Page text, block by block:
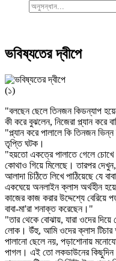
ভবিষ্যতের দ্বীপে
(১)
"বলছেন ছেলে তিনজন কিডন্যাপ
কী করে বুঝলেন, নিজেরা প্ল্যান করে
"প্ল্যান করে পালালে কি তিনজন ভিন্ন
তৃপ্তি ঘটক।
"হয়তো একত্রে পালাতে গেলে চোখে
কোথাও গিয়ে মিলেছে। তারপর
আলাদা চিঠিতে লিখে পাঠিয়েছে যে
একঘেয়ে অনলাইন ক্লাস অর্থহীন
কাজের কাজ করার উদ্দেশ্যে
বাবা-মা'রা শনাক্ত করেছেন।"
"তার থেকে বোঝায়, যারা ওদের
লোক। উঁহু, আমি ওদের ক্লাস টিচার
পালানো ছেলে নয়, পড়াশোনায়
পাগল। এই তো লকডাউনের কিছুদিন